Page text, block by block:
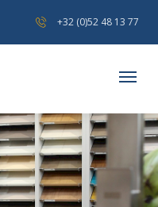
+32 (0)52 48 13 77